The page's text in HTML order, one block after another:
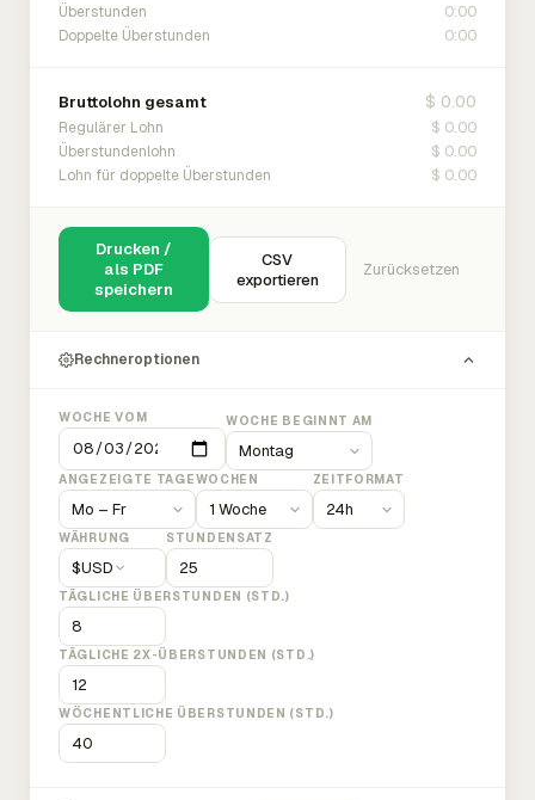
Überstunden 0:00
Doppelte Überstunden 0:00
Bruttolohn gesamt $ 0.00
Regulärer Lohn $ 0.00
Überstundenlohn $ 0.00
Lohn für doppelte Überstunden $ 0.00
Drucken /
als PDF
speichern
CSV
exportieren
Zurücksetzen
Rechneroptionen
WOCHE VOM WOCHE BEGINNT AM
ANGEZEIGTE TAGEWOCHEN ZEITFORMAT
WÄHRUNG
$USD
STUNDENSATZ
TÄGLICHE ÜBERSTUNDEN (STD.)
TÄGLICHE 2X-ÜBERSTUNDEN (STD.)
WÖCHENTLICHE ÜBERSTUNDEN (STD.)